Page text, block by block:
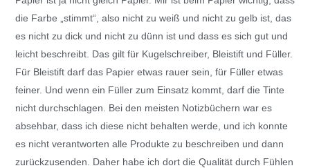
die Farbe „stimmt“, also nicht zu weiß und nicht zu gelb ist, das
es nicht zu dick und nicht zu dünn ist und dass es sich gut und
leicht beschreibt. Das gilt für Kugelschreiber, Bleistift und Füller.
Für Bleistift darf das Papier etwas rauer sein, für Füller etwas
feiner. Und wenn ein Füller zum Einsatz kommt, darf die Tinte
nicht durchschlagen. Bei den meisten Notizbüchern war es
absehbar, dass ich diese nicht behalten werde, und ich konnte
es nicht verantworten alle Produkte zu beschreiben und dann
zurückzusenden. Daher habe ich dort die Qualität durch Fühlen